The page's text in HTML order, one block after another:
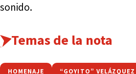
sonido.
Temas de la nota
HOMENAJE “GOYITO” VELÁZQUEZ